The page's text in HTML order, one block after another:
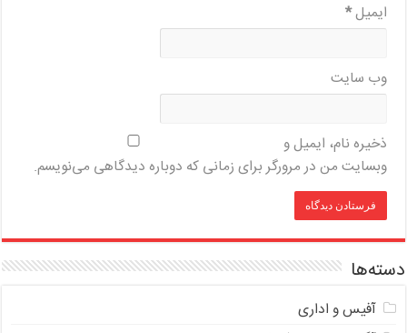
ایمیل*
وب‌ سایت
ذخیره نام، ایمیل و
وبسایت من در مرورگر برای زمانی که دوباره دیدگاهی می‌نویسم.
دسته‌ها
آفیس و اداری